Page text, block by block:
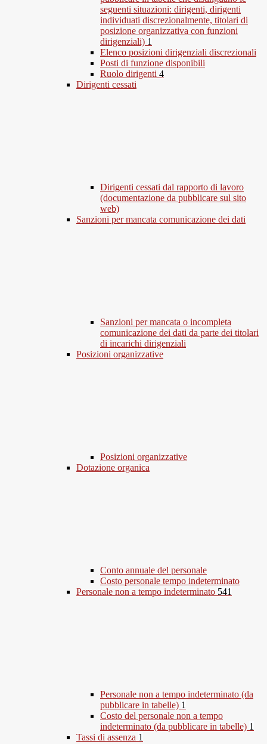
seguenti situazioni: dirigenti, dirigenti
individuati discrezionalmente, titolari di
posizione organizzativa con funzioni
dirigenziali) 1
Elenco posizioni dirigenziali discrezionali
Posti di funzione disponibili
Ruolo dirigenti 4
Dirigenti cessati
Dirigenti cessati dal rapporto di lavoro
(documentazione da pubblicare sul sito
web)
Sanzioni per mancata comunicazione dei dati
Sanzioni per mancata o incompleta
comunicazione dei dati da parte dei titolari
di incarichi dirigenziali
Posizioni organizzative
Posizioni organizzative
Dotazione organica
Conto annuale del personale
Costo personale tempo indeterminato
Personale non a tempo indeterminato 541
Personale non a tempo indeterminato (da
pubblicare in tabelle) 1
Costo del personale non a tempo
indeterminato (da pubblicare in tabelle) 1
Tassi di assenza 1